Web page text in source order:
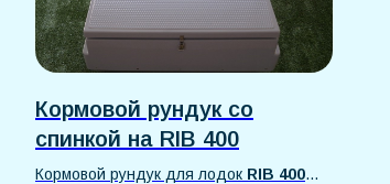
Кормовой рундук со
спинкой на RIB 400
Кормовой рундук для лодок RIB 400